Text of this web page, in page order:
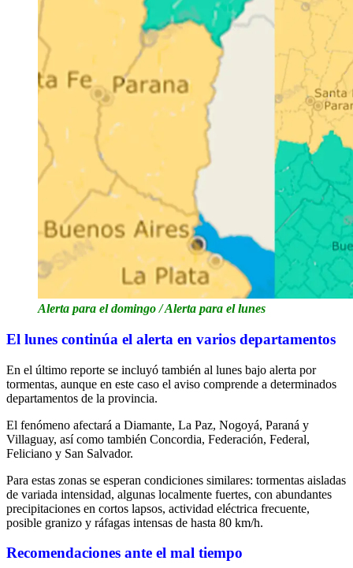
Alerta para el domingo / Alerta para el lunes
El lunes continúa el alerta en varios departamentos
En el último reporte se incluyó también al lunes bajo alerta por
tormentas, aunque en este caso el aviso comprende a determinados
departamentos de la provincia.
El fenómeno afectará a Diamante, La Paz, Nogoyá, Paraná y
Villaguay, así como también Concordia, Federación, Federal,
Feliciano y San Salvador.
Para estas zonas se esperan condiciones similares: tormentas aisladas
de variada intensidad, algunas localmente fuertes, con abundantes
precipitaciones en cortos lapsos, actividad eléctrica frecuente,
posible granizo y ráfagas intensas de hasta 80 km/h.
Recomendaciones ante el mal tiempo